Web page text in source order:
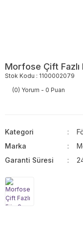
Morfose Çift Fazlı
Stok Kodu : 1100002079
(0) Yorum - 0 Puan
Kategori
Marka
Garanti Süresi